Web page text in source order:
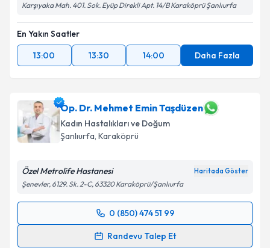
Karşıyaka Mah. 401. Sok. Eyüp Direkli Apt. 14/B Karaköprü Şanlıurfa
En Yakın Saatler
13:00
13:30 14:00 Daha Fazla
Op. Dr. Mehmet Emin Taşdüzen
Kadın Hastalıkları ve Doğum
Şanlıurfa, Karaköprü
Özel Metrolife Hastanesi Haritada Göster
Şenevler, 6129. Sk. 2-C, 63320 Karaköprü/Şanlıurfa
0 (850) 474 51 99
Randevu Talep Et
Randevu Takvimi Talebi